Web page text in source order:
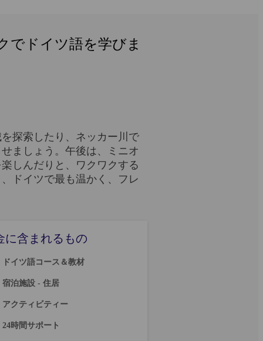
でドイツ語を学びま
探索したり、ネッカー川で
ましょう。午後は、ミニオ
しんだりと、ワクワクする
ドイツで最も温かく、フレ
に含まれるもの
ドイツ語コース＆教材
宿泊施設 - 住居
アクティビティー
24時間サポート